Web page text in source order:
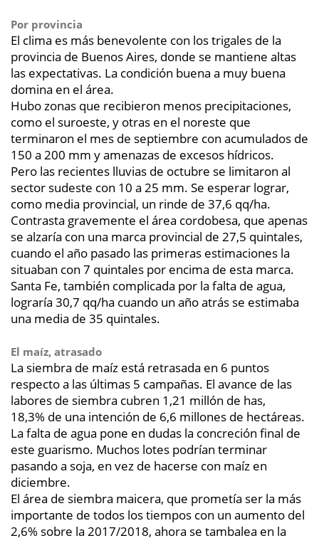
Por provincia
El clima es más benevolente con los trigales de la
provincia de Buenos Aires, donde se mantiene altas
las expectativas. La condición buena a muy buena
domina en el área.
Hubo zonas que recibieron menos precipitaciones,
como el suroeste, y otras en el noreste que
terminaron el mes de septiembre con acumulados de
150 a 200 mm y amenazas de excesos hídricos.
Pero las recientes lluvias de octubre se limitaron al
sector sudeste con 10 a 25 mm. Se esperar lograr,
como media provincial, un rinde de 37,6 qq/ha.
Contrasta gravemente el área cordobesa, que apenas
se alzaría con una marca provincial de 27,5 quintales,
cuando el año pasado las primeras estimaciones la
situaban con 7 quintales por encima de esta marca.
Santa Fe, también complicada por la falta de agua,
lograría 30,7 qq/ha cuando un año atrás se estimaba
una media de 35 quintales.
El maíz, atrasado
La siembra de maíz está retrasada en 6 puntos
respecto a las últimas 5 campañas. El avance de las
labores de siembra cubren 1,21 millón de has,
18,3% de una intención de 6,6 millones de hectáreas.
La falta de agua pone en dudas la concreción final de
este guarismo. Muchos lotes podrían terminar
pasando a soja, en vez de hacerse con maíz en
diciembre.
El área de siembra maicera, que prometía ser la más
importante de todos los tiempos con un aumento del
2,6% sobre la 2017/2018, ahora se tambalea en la